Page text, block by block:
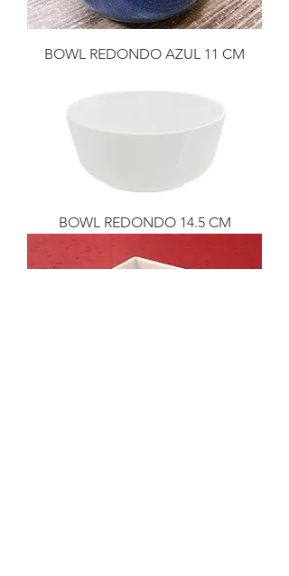
BOWL REDONDO AZUL 11 CM
BOWL REDONDO 14.5 CM